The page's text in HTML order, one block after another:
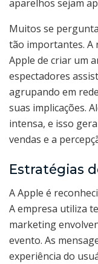
aparelhos sejam
Muitos se
tão importantes. A
Apple de criar um
espectadores
agrupando em
suas implicações.
intensa, e isso
vendas e a
Estratégias
A Apple é
A empresa utiliza
marketing
evento. As
experiência do